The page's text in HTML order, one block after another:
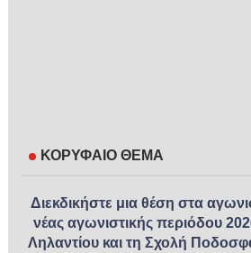
ΚΟΡΥΦΑΙΟ ΘΕΜΑ
Διεκδικήστε μια θέση στα
νέας αγωνιστικής περιόδου
Ληλαντίου και τη Σχολή